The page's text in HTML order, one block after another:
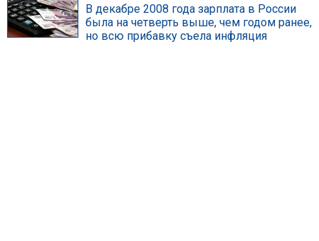
В декабре 2008 года зарплата в России
была на четверть выше, чем годом ранее,
но всю прибавку съела инфляция